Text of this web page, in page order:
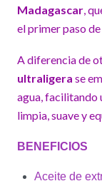
Madagascar,
el primer paso
A diferencia de
ultraligera se
agua, facilitando
limpia, suave y
BENEFICIOS
Aceite de